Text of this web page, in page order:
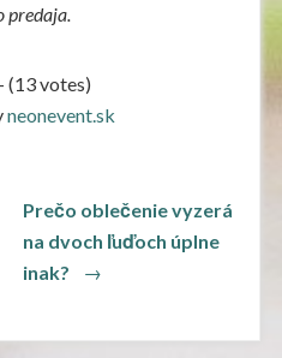
predaja.
(13 votes)
neonevent.sk
Prečo oblečenie vyzerá
na dvoch ľuďoch úplne
inak?Next
→